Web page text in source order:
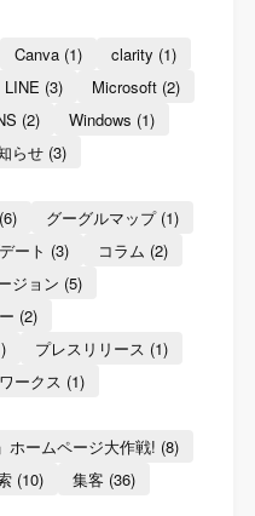
Canva(1) clarity (1)
LINE (3) Microsoft(2)
(2) Windows (1)
らせ(3)
グーグルマップ(1)
ート (3) コラム (2)
ジョン (5)
(2)
プレスリリース (1)
ークス (1)
ホームページ大作戦! (8)
(10) 集客 (36)